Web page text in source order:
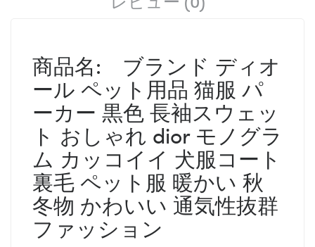
商品名: ブランド ディオ
ール ペット用品 猫服 パ
ーカー 黒色 長袖スウェッ
ト おしゃれ dior モノグラ
ム カッコイイ 犬服コート
裏毛 ペット服 暖かい 秋
冬物 かわいい 通気性抜群
ファッション